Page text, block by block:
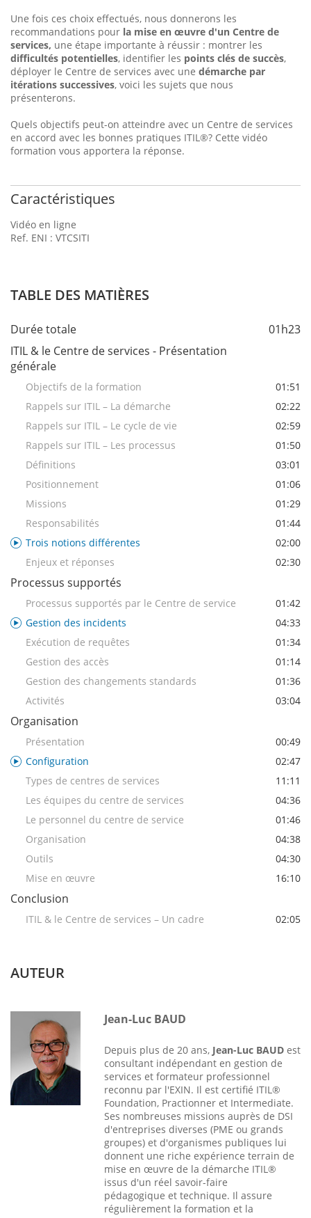
Une fois ces choix effectués, nous donnerons les
recommandations pour la mise en œuvre d'un Centre de
services, une étape importante à réussir : montrer les
difficultés potentielles, identifier les points clés de succès,
déployer le Centre de services avec une démarche par
itérations successives, voici les sujets que nous
présenterons.
Quels objectifs peut-on atteindre avec un Centre de services
en accord avec les bonnes pratiques ITIL®? Cette vidéo
formation vous apportera la réponse.
Caractéristiques
Vidéo en ligne
Ref. ENI : VTCSITI
TABLE DES MATIÈRES
Durée totale
01h23
ITIL & le Centre de services - Présentation
générale
Objectifs de la formation
01:51
Rappels sur ITIL – La démarche
02:22
Rappels sur ITIL – Le cycle de vie
02:59
Rappels sur ITIL – Les processus
01:50
Définitions
03:01
Positionnement
01:06
Missions
01:29
Responsabilités
01:44
Trois notions différentes
02:00
Enjeux et réponses
02:30
Processus supportés
Processus supportés par le Centre de service
01:42
Gestion des incidents
04:33
Exécution de requêtes
01:34
Gestion des accès
01:14
Gestion des changements standards
01:36
Activités
03:04
Organisation
Présentation
00:49
Configuration
02:47
Types de centres de services
11:11
Les équipes du centre de services
04:36
Le personnel du centre de service
01:46
Organisation
04:38
Outils
04:30
Mise en œuvre
16:10
Conclusion
ITIL & le Centre de services – Un cadre 02:05
AUTEUR
Jean-Luc BAUD
Depuis plus de 20 ans, Jean-Luc BAUD est
consultant indépendant en gestion de
services et formateur professionnel
reconnu par l'EXIN. Il est certifié ITIL®
Foundation, Practionner et Intermediate.
Ses nombreuses missions auprès de DSI
d'entreprises diverses (PME ou grands
groupes) et d'organismes publiques lui
donnent une riche expérience terrain de
mise en œuvre de la démarche ITIL®
issus d'un réel savoir-faire
pédagogique et technique. Il assure
régulièrement la formation et la